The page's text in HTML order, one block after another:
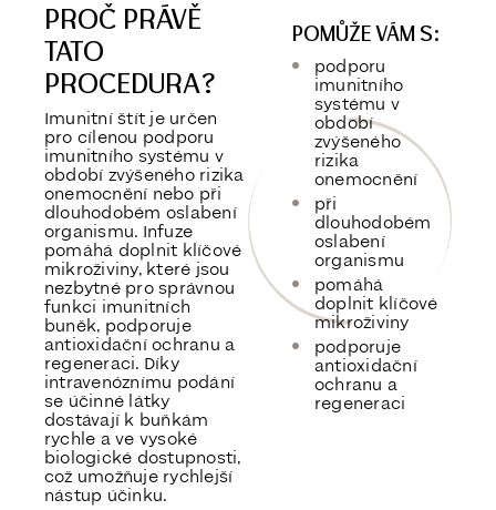
PROČ PRÁVĚ
TATO
PROCEDURA?
Imunitní štít je určen
pro cílenou podporu
imunitního systému v
období zvýšeného rizika
onemocnění nebo při
dlouhodobém oslabení
organismu. Infuze
pomáhá doplnit klíčové
mikroživiny, které jsou
nezbytné pro správnou
funkci imunitních
buněk, podporuje
antioxidační ochranu a
regeneraci. Díky
intravenóznímu podání
se účinné látky
dostávají k buňkám
rychle a ve vysoké
biologické dostupnosti,
což umožňuje rychlejší
nástup účinku.
POMŮŽE VÁM S:
podporu
imunitního
systému v
období
zvýšeného
rizika
onemocnění
při
dlouhodobém
oslabení
organismu
pomáhá
doplnit klíčové
mikroživiny
podporuje
antioxidační
ochranu a
regeneraci